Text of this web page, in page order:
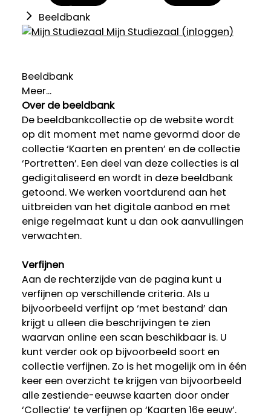
Beeldbank
Mijn Studiezaal (inloggen)
Beeldbank
Meer...
Over de beeldbank
De beeldbankcollectie op de website wordt
op dit moment met name gevormd door de
collectie ‘Kaarten en prenten’ en de collectie
‘Portretten’. Een deel van deze collecties is al
gedigitaliseerd en wordt in deze beeldbank
getoond. We werken voortdurend aan het
uitbreiden van het digitale aanbod en met
enige regelmaat kunt u dan ook aanvullingen
verwachten.
Verfijnen
Aan de rechterzijde van de pagina kunt u
verfijnen op verschillende criteria. Als u
bijvoorbeeld verfijnt op ‘met bestand’ dan
krijgt u alleen die beschrijvingen te zien
waarvan online een scan beschikbaar is. U
kunt verder ook op bijvoorbeeld soort en
collectie verfijnen. Zo is het mogelijk om in één
keer een overzicht te krijgen van bijvoorbeeld
alle zestiende-eeuwse kaarten door onder
‘Collectie’ te verfijnen op ‘Kaarten 16e eeuw’.